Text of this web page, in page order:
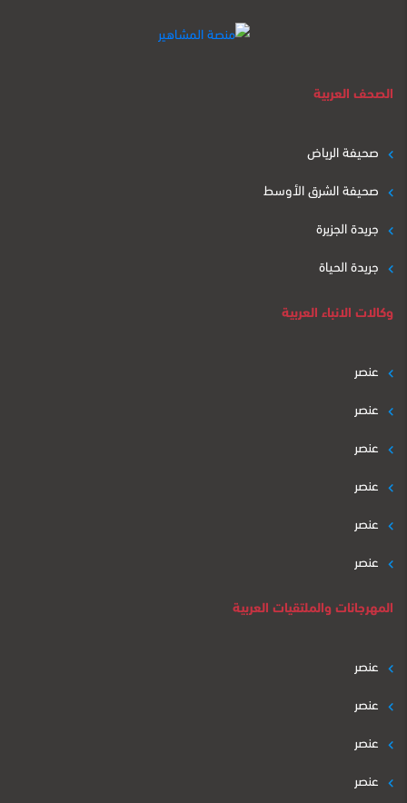
الصحف العربية
صحيفة الرياض
صحيفة الشرق الأوسط
جريدة الجزيرة
جريدة الحياة
وكالات الانباء العربية
عنصر
عنصر
عنصر
عنصر
عنصر
عنصر
المهرجانات والملتقيات العربية
عنصر
عنصر
عنصر
عنصر